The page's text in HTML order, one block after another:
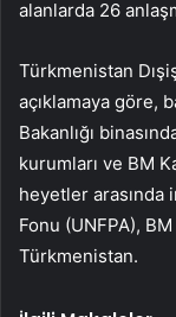
alanlarda 26
Türkmenistan
açıklamaya göre,
Bakanlığı
kurumları ve BM
heyetler arasında
Fonu (UNFPA),
Türkmenistan.